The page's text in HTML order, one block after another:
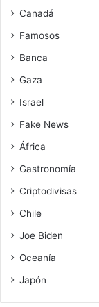
Canadá
Famosos
Banca
Gaza
Israel
Fake News
África
Gastronomía
Criptodivisas
Chile
Joe Biden
Oceanía
Japón